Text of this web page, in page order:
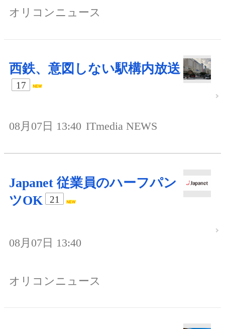
オリコンニュース
西鉄、意図しない駅構内放送
17
08月07日 13:40 ITmedia NEWS
Japanet 従業員のハーフパン
ツOK
21
08月07日 13:40
オリコンニュース